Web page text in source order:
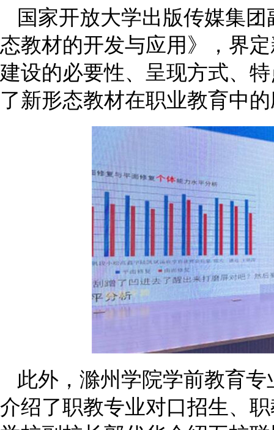
国家开放大学出版传媒集
态教材的开发与应用》，界
建设的必要性、呈现方式、
了新形态教材在职业教育中
此外，滁州学院学前教育
介绍了职教专业对口招生、